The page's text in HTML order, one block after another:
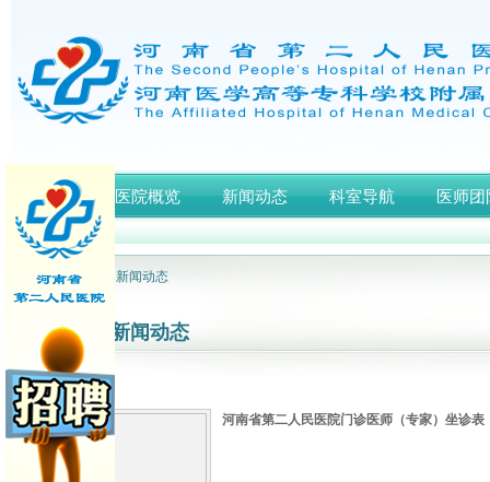
首页 医院概览 新闻动态 科室导航 医师团
网站首页 > 新闻动态
新闻动态
河南省第二人民医院门诊医师（专家）坐诊